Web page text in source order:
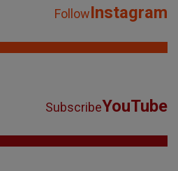
FollowInstagram
SubscribeYouTube